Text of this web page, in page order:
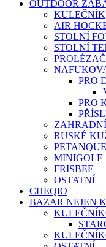
OUTDOOR
KULEČNÍK
AIR
STOLNÍ
STOLNÍ
PRO
PRO
RUSKÉ
PETANQUE
MINIGOLF
FRISBEE
OSTATNÍ
CHEQIO
BAZAR NEJEN